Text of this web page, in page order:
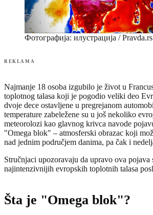
Фотографија: илустрација / Pravda.rs
REKLAMA
Najmanje 18 osoba izgubilo je život u
toplotnog talasa koji je pogodio veliki deo
dvoje dece ostavljene u pregrejanom
temperature zabeležene su u još nekoliko
meteorolozi kao glavnog krivca navode
"Omega blok" – atmosferski obrazac koji
nad jednim područjem danima, pa čak i
Stručnjaci upozoravaju da upravo ova pojava
najintenzivnijih evropskih toplotnih talasa
Šta je "Omega blok"?